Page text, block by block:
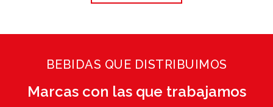
BEBIDAS QUE DISTRIBUIMOS
Marcas con las que trabajamos